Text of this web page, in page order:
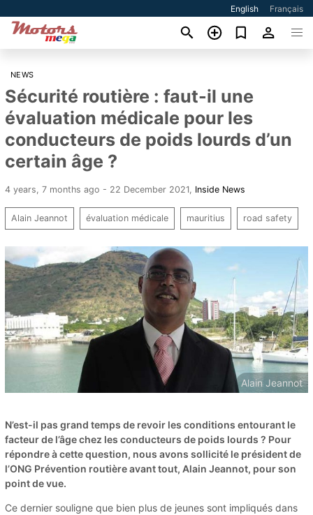
English Français
NEWS
Sécurité routière : faut-il une
évaluation médicale pour les
conducteurs de poids lourds d’un
certain âge ?
4 years, 7 months ago - 22 December 2021 Inside News
Alain Jeannot évaluation médicale mauritius road safety
Alain Jeannot
N’est-il pas grand temps de revoir les conditions entourant le
facteur de l’âge chez les conducteurs de poids lourds ? Pour
répondre à cette question, nous avons sollicité le président de
l’ONG Prévention routière avant tout, Alain Jeannot, pour son
point de vue.
Ce dernier souligne que bien plus de jeunes sont impliqués dans